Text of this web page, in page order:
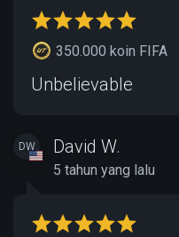
350.000 koin FIFA
Unbelievable
DW David W.
5 tahun yang lalu